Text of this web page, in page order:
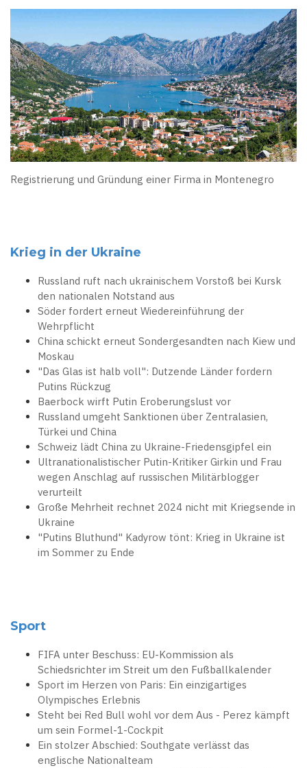
Registrierung und Gründung einer Firma in Montenegro
Krieg in der Ukraine
Russland ruft nach ukrainischem Vorstoß bei Kursk
den nationalen Notstand aus
Söder fordert erneut Wiedereinführung der
Wehrpflicht
China schickt erneut Sondergesandten nach Kiew und
Moskau
"Das Glas ist halb voll": Dutzende Länder fordern
Putins Rückzug
Baerbock wirft Putin Eroberungslust vor
Russland umgeht Sanktionen über Zentralasien,
Türkei und China
Schweiz lädt China zu Ukraine-Friedensgipfel ein
Ultranationalistischer Putin-Kritiker Girkin und Frau
wegen Anschlag auf russischen Militärblogger
verurteilt
Große Mehrheit rechnet 2024 nicht mit Kriegsende in
Ukraine
"Putins Bluthund" Kadyrow tönt: Krieg in Ukraine ist
im Sommer zu Ende
Sport
FIFA unter Beschuss: EU-Kommission als
Schiedsrichter im Streit um den Fußballkalender
Sport im Herzen von Paris: Ein einzigartiges
Olympisches Erlebnis
Steht bei Red Bull wohl vor dem Aus - Perez kämpft
um sein Formel-1-Cockpit
Ein stolzer Abschied: Southgate verlässt das
englische Nationalteam